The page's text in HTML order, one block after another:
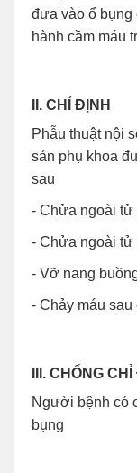
đưa vào ổ bụng
hành cầm máu
II. CHỈ ĐỊNH
Phẫu thuật nội
sản phụ khoa
sau
- Chửa ngoài tử
- Chửa ngoài tử
- Vỡ nang
- Chảy máu sau
III. CHỐNG
Người bệnh có
bụng